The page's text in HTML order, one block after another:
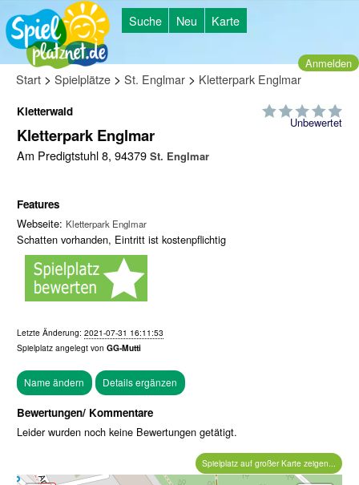
Suche Neu Karte
Anmelden
Start > Spielplätze > St. Englmar > Kletterpark Englmar
Unbewertet
Kletterwald
Kletterpark Englmar
Am Predigtstuhl 8, 94379 St. Englmar
Features
Webseite: Kletterpark Englmar
Schatten vorhanden, Eintritt ist kostenpflichtig
Letzte Änderung: 2021-07-31 16:11:53
Spielplatz angelegt von GG-Mutti
Bewertungen/ Kommentare
Leider wurden noch keine Bewertungen getätigt.
Spielplatz auf großer Karte zeigen...